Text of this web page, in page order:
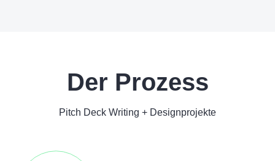
Der Prozess
Pitch Deck Writing + Designprojekte